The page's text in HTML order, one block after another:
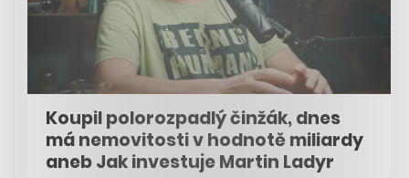
Koupil polorozpadlý činžák, dnes
má nemovitosti v hodnotě miliardy
aneb Jak investuje Martin Ladyr